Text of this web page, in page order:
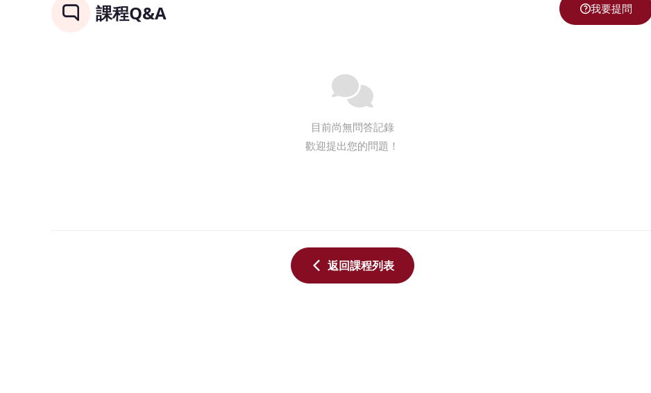
課程Q&A 我要提問
目前尚無問答記錄
歡迎提出您的問題！
返回課程列表
先進製程IC設計人才培育計畫_
晶片前瞻技術模組教材